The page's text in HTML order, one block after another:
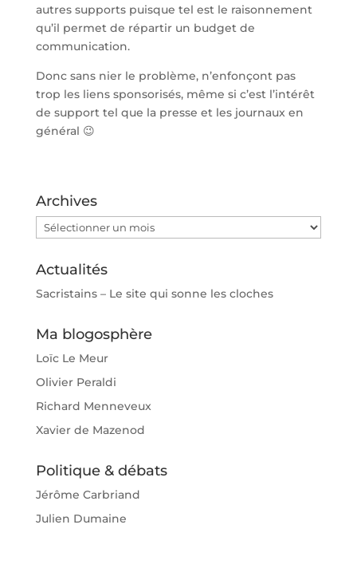
autres supports puisque tel est le raisonnement
qu’il permet de répartir un budget de
communication.
Donc sans nier le problème, n’enfonçont pas
trop les liens sponsorisés, même si c’est l’intérêt
de support tel que la presse et les journaux en
général 😉
Archives
Archives
Actualités
Sacristains – Le site qui sonne les cloches
Ma blogosphère
Loïc Le Meur
Olivier Peraldi
Richard Menneveux
Xavier de Mazenod
Politique & débats
Jérôme Carbriand
Julien Dumaine